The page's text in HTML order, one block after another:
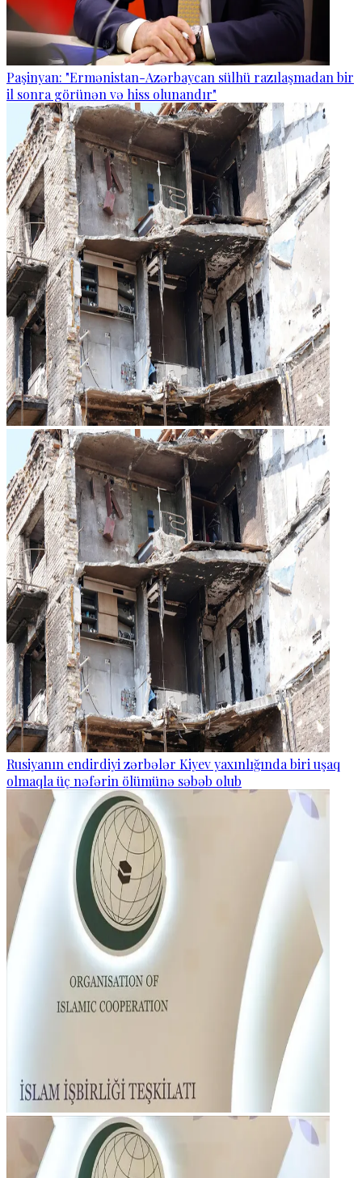
Paşinyan: "Ermənistan-Azərbaycan sülhü razılaşmadan bir
il sonra görünən və hiss olunandır"
Rusiyanın endirdiyi zərbələr Kiyev yaxınlığında biri uşaq
olmaqla üç nəfərin ölümünə səbəb olub